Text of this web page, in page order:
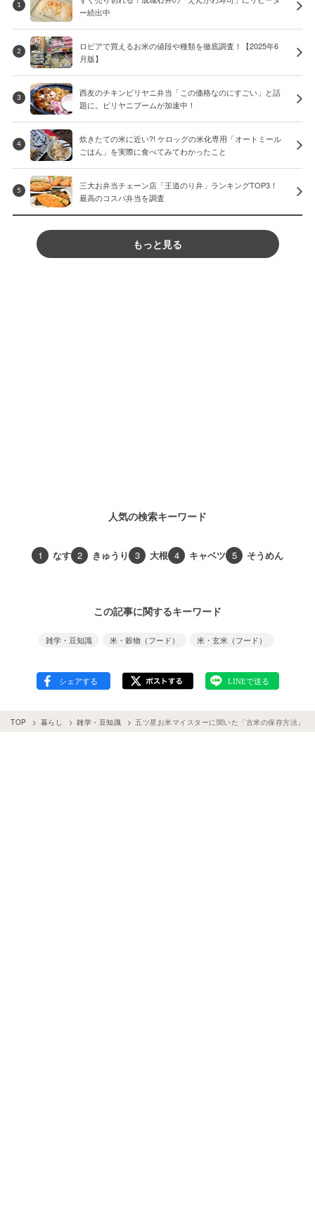
1
ー続出中
2
ロピアで買えるお米の値段や種類を徹底調査！【2025年6
月版】
3
西友のチキンビリヤニ弁当「この価格なのにすごい」と話
題に。ビリヤニブームが加速中！
4
炊きたての米に近い?! ケロッグの米化専用「オートミール
ごはん」を実際に食べてみてわかったこと
5
三大お弁当チェーン店「王道のり弁」ランキングTOP3！
最高のコスパ弁当を調査
もっと見る
人気の検索キーワード
1 なす 2 きゅうり 3 大根 4 キャベツ 5 そうめん
この記事に関するキーワード
雑学・豆知識 米・穀物（フード） 米・玄米（フード）
TOP 暮らし 雑学・豆知識 五ツ星お米マイスターに聞いた「古米の保存方法」